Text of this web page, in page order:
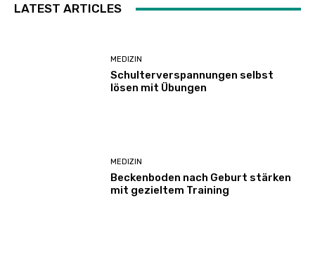
LATEST ARTICLES
MEDIZIN
Schulterverspannungen selbst
lösen mit Übungen
MEDIZIN
Beckenboden nach Geburt stärken
mit gezieltem Training